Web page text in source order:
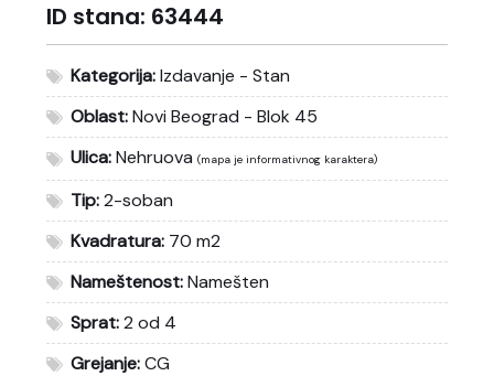
ID stana: 63444
Kategorija:Izdavanje - Stan
Oblast:Novi Beograd - Blok 45
Ulica:Nehruova (mapa je informativnog karaktera)
Tip:2-soban
Kvadratura: 70 m2
Nameštenost:Namešten
Sprat:2 od 4
Grejanje:CG